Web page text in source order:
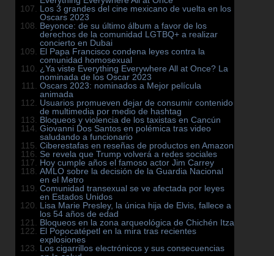
Los 3 grandes del cine mexicano de vuelta en los
Oscars 2023
Beyonce: de su último álbum a favor de los
derechos de la comunidad LGTBQ+ a realizar
concierto en Dubai
El Papa Francisco condena leyes contra la
comunidad homosexual
¿Ya viste Everything Everywhere All at Once? La
nominada de los Oscar 2023
Oscars 2023: nominados a Mejor película
animada
Usuarios promueven dejar de consumir contenido
de multimedia por medio de hashtag
Bloqueos y violencia de los taxistas en Cancún
Giovanni Dos Santos en polémica tras video
saludando a funcionario
Ciberestafas en reseñas de productos en Amazon
Se revela que Trump volverá a redes sociales
Hoy cumple años el famoso actor Jim Carrey
AMLO sobre la decisión de la Guardia Nacional
en el Metro
Comunidad transexual se ve afectada por leyes
en Estados Unidos
Lisa Marie Presley, la única hija de Elvis, fallece a
los 54 años de edad
Bloqueos en la zona arqueológica de Chichén Itza
El Popocatépetl en la mira tras recientes
explosiones
Los cigarrillos electrónicos y sus consecuencias